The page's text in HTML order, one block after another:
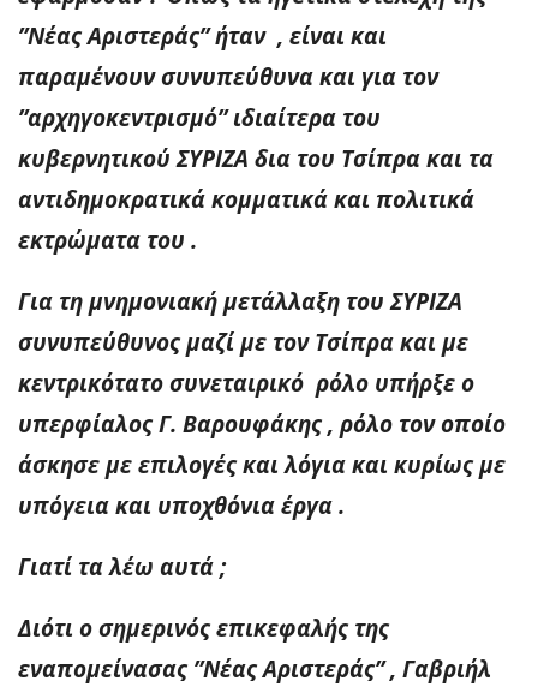
”Νέας Αριστεράς” ήταν , είναι και
παραμένουν συνυπεύθυνα και για τον
”αρχηγοκεντρισμό” ιδιαίτερα του
κυβερνητικού ΣΥΡΙΖΑ δια του Τσίπρα και τα
αντιδημοκρατικά κομματικά και πολιτικά
εκτρώματα του .
Για τη μνημονιακή μετάλλαξη του ΣΥΡΙΖΑ
συνυπεύθυνος μαζί με τον Τσίπρα και με
κεντρικότατο συνεταιρικό ρόλο υπήρξε ο
υπερφίαλος Γ. Βαρουφάκης , ρόλο τον οποίο
άσκησε με επιλογές και λόγια και κυρίως με
υπόγεια και υποχθόνια έργα .
Γιατί τα λέω αυτά ;
Διότι ο σημερινός επικεφαλής της
εναπομείνασας ”Νέας Αριστεράς” , Γαβριήλ